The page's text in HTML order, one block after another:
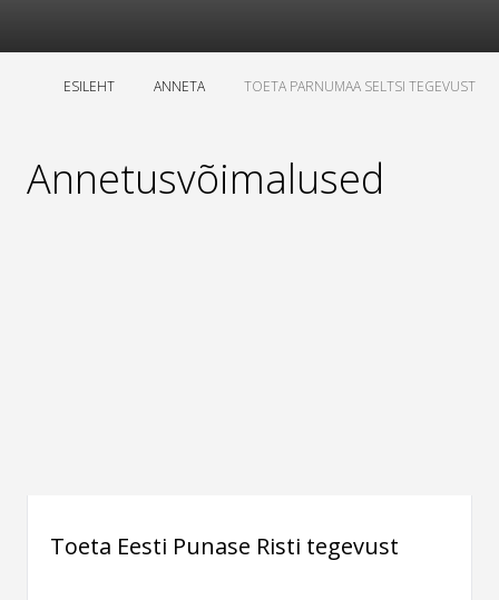
ESILEHT ANNETA TOETA PARNUMAA SELTSI TEGEVUST
Annetusvõimalused
Toeta Eesti Punase Risti tegevust